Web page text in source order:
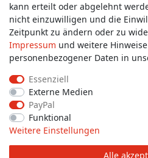
Schreiben Sie uns:
Impressum
Widerrufs­recht
kann erteilt oder abgelehnt
nicht einzuwilligen und die
Zeitpunkt zu ändern oder zu
Impressum und weitere
personenbezogener Daten in
Essenziell
Externe Medien
PayPal
Funktional
Weitere Einstellungen
Alle